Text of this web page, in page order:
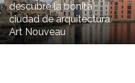
descubre la bonita
ciudad de arquitectura
Art Nouveau